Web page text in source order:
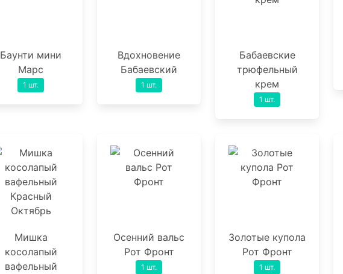
Баунти мини
Марс
1 шт.
Вдохновение
Бабаевский
1 шт.
Бабаевские
трюфельный
крем
1 шт.
Мишка
косолапый
вафельный
Осенний вальс
Рот Фронт
1 шт.
Золотые купола
Рот Фронт
1 шт.